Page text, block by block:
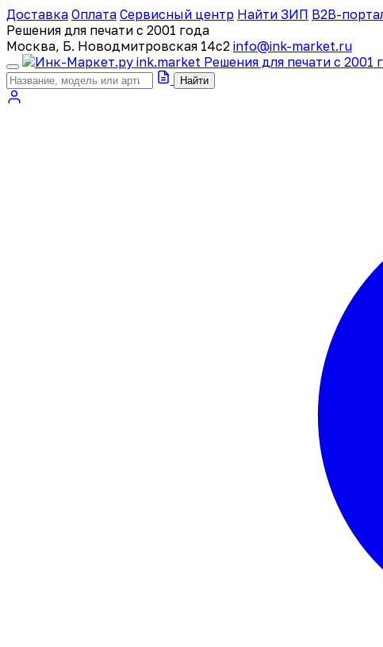
Доставка Оплата Сервисный центр Найти ЗИП B2B-
Решения для печати с 2001 года
Москва, Б. Новодмитровская 14с2 info@ink-market.ru
ink.market Решения для печати с 2001
Найти